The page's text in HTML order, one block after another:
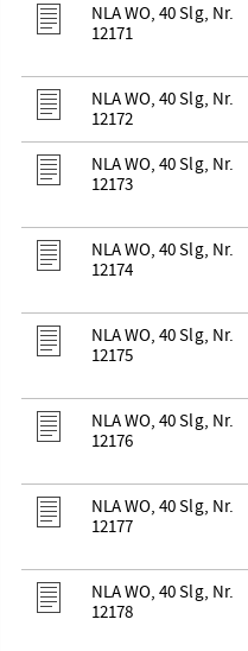
NLA WO, 40 Slg, Nr.
12171
NLA WO, 40 Slg, Nr.
12172
NLA WO, 40 Slg, Nr.
12173
NLA WO, 40 Slg, Nr.
12174
NLA WO, 40 Slg, Nr.
12175
NLA WO, 40 Slg, Nr.
12176
NLA WO, 40 Slg, Nr.
12177
NLA WO, 40 Slg, Nr.
12178